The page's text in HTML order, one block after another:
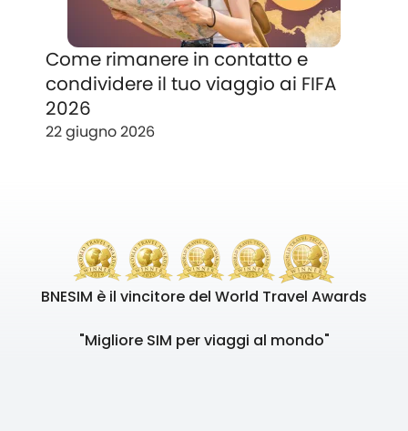
Come rimanere in contatto e
condividere il tuo viaggio ai FIFA
2026
22 giugno 2026
BNESIM è il vincitore del World Travel Awards
"Migliore SIM per viaggi al mondo"